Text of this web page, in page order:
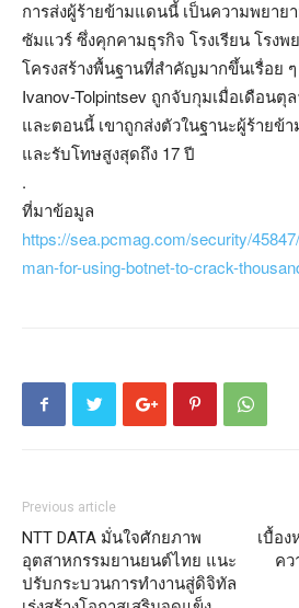
การส่งผู้ร้ายข้ามแดนนี้ เป็นความพยาย
ซัมแวร์ ซึ่งคุกคามธุรกิจ โรงเรียน โรง
โครงสร้างพื้นฐานที่สำคัญมากขึ้นเรื่อย
Ivanov-Tolpintsev ถูกจับกุมเมื่อเดือน
และตอนนี้ เขาถูกส่งตัวในฐานะผู้ร้ายข้
และรับโทษสูงสุดถึง 17 ปี
.
ที่มาข้อมูล
https://sea.pcmag.com/security/
man-for-using-botnet-to-crack-
Previous article
NTT DATA มั่นใจศักยภาพ
อุตสาหกรรมยานยนต์ไทย แนะ
ปรับกระบวนการทำงานสู่ดิจิทัล
เบื้อง
ค